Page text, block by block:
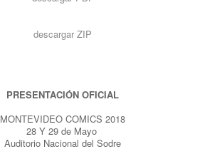
descargar ZIP
PRESENTACIÓN OFICIAL
MONTEVIDEO COMICS 2018
28 Y 29 de Mayo
Auditorio Nacional del Sodre